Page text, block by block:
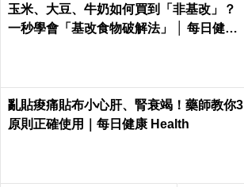
玉米、大豆、牛奶如何買到「非基改」？
一秒學會「基改食物破解法」 │ 每日健康
亂貼痠痛貼布小心肝、腎衰竭！藥師教你3
原則正確使用｜每日健康 Health